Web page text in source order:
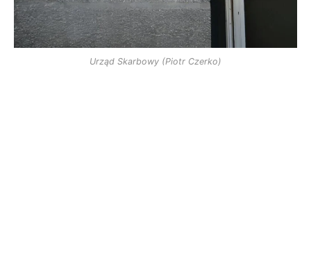
Urząd Skarbowy (Piotr Czerko)